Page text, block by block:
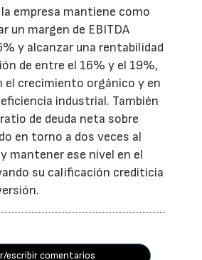
empresa mantiene como
un margen de EBITDA
y alcanzar una rentabilidad
de entre el 16% y el 19%,
el crecimiento orgánico y en
industrial. También
de deuda neta sobre
en torno a dos veces al
mantener ese nivel en el
su calificación crediticia
escribir comentarios